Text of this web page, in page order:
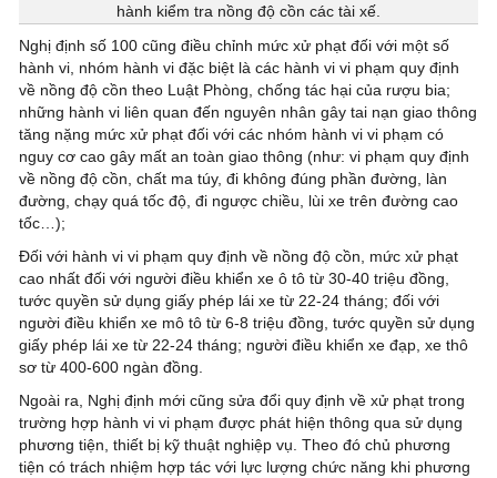
hành kiểm tra nồng độ cồn các tài xế.
Nghị định số 100 cũng điều chỉnh mức xử phạt đối với một số
hành vi, nhóm hành vi đặc biệt là các hành vi vi phạm quy định
về nồng độ cồn theo Luật Phòng, chống tác hại của rượu bia;
những hành vi liên quan đến nguyên nhân gây tai nạn giao thông
tăng nặng mức xử phạt đối với các nhóm hành vi vi phạm có
nguy cơ cao gây mất an toàn giao thông (như: vi phạm quy định
về nồng độ cồn, chất ma túy, đi không đúng phần đường, làn
đường, chạy quá tốc độ, đi ngược chiều, lùi xe trên đường cao
tốc…);
Đối với hành vi vi phạm quy định về nồng độ cồn, mức xử phạt
cao nhất đối với người điều khiển xe ô tô từ 30-40 triệu đồng,
tước quyền sử dụng giấy phép lái xe từ 22-24 tháng; đối với
người điều khiển xe mô tô từ 6-8 triệu đồng, tước quyền sử dụng
giấy phép lái xe từ 22-24 tháng; người điều khiển xe đạp, xe thô
sơ từ 400-600 ngàn đồng.
Ngoài ra, Nghị định mới cũng sửa đổi quy định về xử phạt trong
trường hợp hành vi vi phạm được phát hiện thông qua sử dụng
phương tiện, thiết bị kỹ thuật nghiệp vụ. Theo đó chủ phương
tiện có trách nhiệm hợp tác với lực lượng chức năng khi phương